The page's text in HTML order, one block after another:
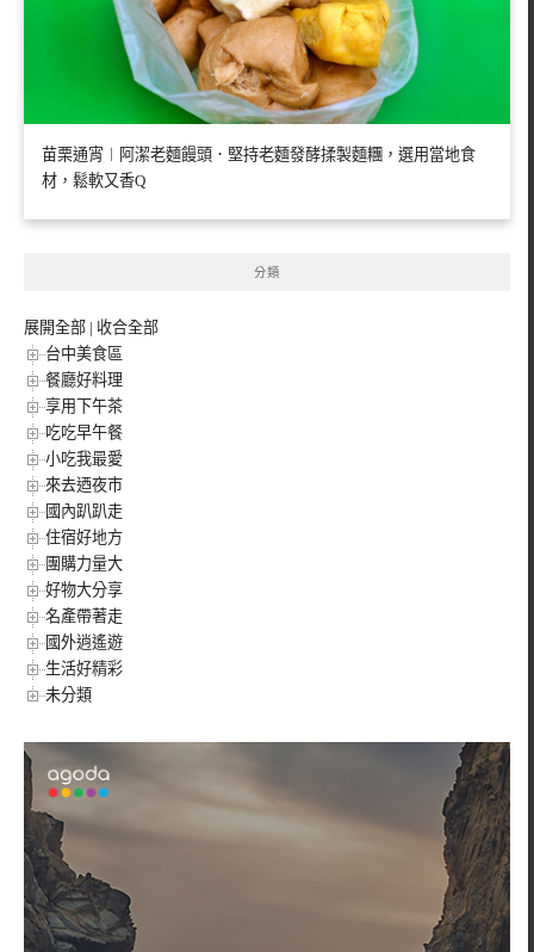
苗栗通宵︱阿潔老麵饅頭．堅持老麵發酵揉製麵糰，選用當地食
材，鬆軟又香Q
分類
展開全部 | 收合全部
台中美食區
餐廳好料理
享用下午茶
吃吃早午餐
小吃我最愛
來去迺夜市
國內趴趴走
住宿好地方
團購力量大
好物大分享
名產帶著走
國外逍遙遊
生活好精彩
未分類